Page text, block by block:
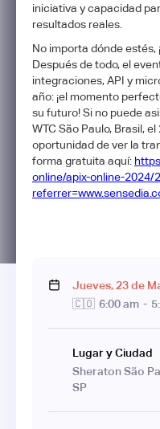
iniciativa y capacidad
resultados reales.
No importa dónde estés,
Después de todo, el
integraciones, API y
año: ¡el momento
su futuro! Si no puede
WTC São Paulo, Brasil,
oportunidad de ver la
forma gratuita aquí:
online/apix-online-2024/
Jueves, 23de
🇨🇴 6:00 am -
Lugar y Ciudad
Sheraton São
SP